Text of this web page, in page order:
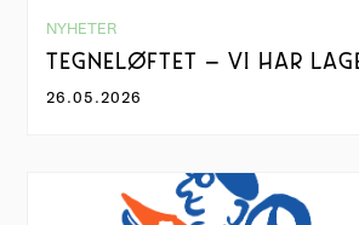
NYHETER
TEGNELØFTET – VI HAR
26.05.2026